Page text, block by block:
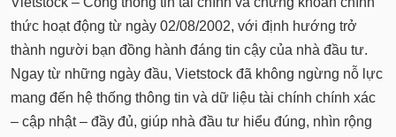
thức hoạt động từ ngày 02/08/2002, với định hướng trở
thành người bạn đồng hành đáng tin cậy của nhà đầu tư.
Ngay từ những ngày đầu, Vietstock đã không ngừng nỗ lực
mang đến hệ thống thông tin và dữ liệu tài chính chính xác
– cập nhật – đầy đủ, giúp nhà đầu tư hiểu đúng, nhìn rộng